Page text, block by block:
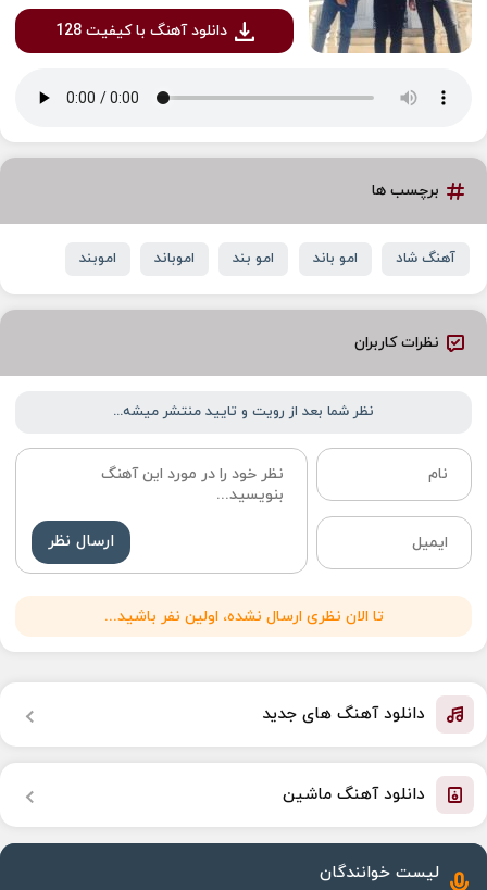
دانلود آهنگ با کیفیت 128
برچسب ها
آهنگ شاد امو باند امو بند اموباند اموبند
نظرات کاربران
نظر شما بعد از رویت و تایید منتشر میشه...
ارسال نظر
تا الان نظری ارسال نشده، اولین نفر باشید...
دانلود آهنگ های جدید
دانلود آهنگ ماشین
لیست خوانندگان